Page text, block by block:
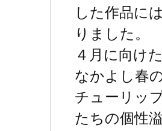
した作品に
りました。
４月に向け
なかよし春
チューリッ
たちの個性